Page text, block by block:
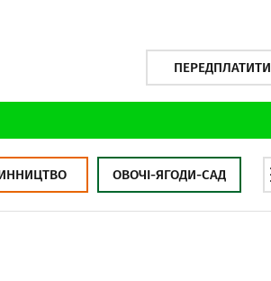
ПЕРЕДПЛАТИТИ
ОВОЧІ-ЯГОДИ-САД